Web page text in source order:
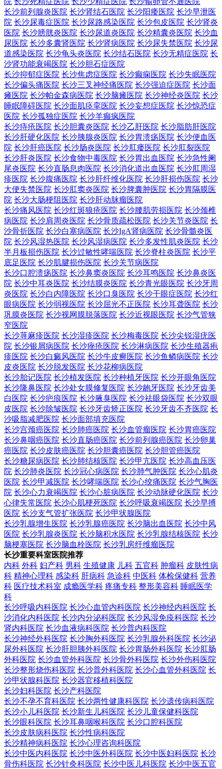
长沙前列腺炎医院 长沙肾结石医院 长沙阳痿医院 长沙早泄医
院 长沙尿毒症医院 长沙尿路感染医院 长沙包皮医院 长沙肾炎
医院 长沙膀胱炎医院 长沙尿道炎医院 长沙精囊炎医院 长沙血
尿医院 长沙多囊肾医院 长沙肾病医院 长沙尿失禁医院 长沙尿
道感染医院 长沙龟头炎医院 长沙结石医院 长沙无精症医院 长
沙肾功能衰竭医院 长沙胆石症医院
长沙抑郁症医院 长沙焦虑症医院 长沙癫痫医院 长沙失眠医院
长沙偏头痛医院 长沙三叉神经痛医院 长沙强迫症医院 长沙面
瘫医院 长沙帕金森病医院 长沙脑瘫医院 长沙神经炎医院 长沙
睡眠障碍医院 长沙面肌痉挛医院 长沙妄想症医院 长沙惊恐症
医院 长沙孤独症医院 长沙羊癫疯医院
长沙痔疮医院 长沙胆囊炎医院 长沙乙肝医院 长沙脂肪肝医院
长沙肝硬化医院 长沙胰腺炎医院 长沙胃溃疡医院 长沙便血医
院 长沙肝癌医院 长沙肠炎医院 长沙肛瘘医院 长沙肛裂医院
长沙肝炎医院 长沙食物中毒医院 长沙胃出血医院 长沙急性阑
尾炎医院 长沙直肠息肉医院 长沙消化道出血医院 长沙肛周湿
疹医院 长沙腹痛医院 长沙肝纤维化医院 长沙肝损伤医院 长沙
大便失禁医院 长沙肛窦炎医院 长沙脾囊肿医院 长沙胃隔膜医
院 长沙大肠梗阻医院 长沙肝动脉瘤医院
长沙痛风医院 长沙红斑狼疮医院 长沙腰肌劳损医院 长沙颈椎
病医院 长沙肩周炎医院 长沙骨质疏松医院 长沙关节炎医院 长
沙骨折医院 长沙白塞病医院 长沙IgA肾病医院 长沙骨髓炎医
院 长沙风湿热医院 长沙风湿病医院 长沙多发性肌炎医院 长沙
半月板损伤医院 长沙过敏性哮喘医院 长沙脊柱炎医院 长沙平
底足医院 长沙肌腱损伤医院 长沙关节病医院
长沙口腔溃疡医院 长沙鼻窦炎医院 长沙耳鸣医院 长沙鼻炎医
院 长沙中耳炎医院 长沙结膜炎医院 长沙青光眼医院 长沙牙周
炎医院 长沙白内障医院 长沙口臭医院 长沙干眼症医院 长沙红
眼病医院 长沙弱视医院 长沙屈光不正医院 长沙耳聋医院 长沙
巩膜炎医院 长沙视网膜脱落医院 长沙近视眼医院 长沙气管狭
窄医院
长沙荨麻疹医院 长沙湿疹医院 长沙梅毒医院 长沙尖锐湿疣医
院 长沙银屑病医院 长沙痤疮医院 长沙淋病医院 长沙生殖器疱
疹医院 长沙白癜风医院 长沙牛皮癣医院 长沙鱼鳞病医院 长沙
皮炎医院 长沙脱发医院 长沙花柳病医院
长沙胎记医院 长沙植发医院 长沙种植牙医院 长沙开眼角医院
长沙隆鼻医院 长沙处女膜修复医院 长沙龅牙医院 长沙牙齿美
白医院 长沙疤痕医院 长沙腋臭医院 长沙祛眼袋医院 长沙双眼
皮医院 长沙除皱医院 长沙牙齿矫正医院 长沙牙齿不齐医院 长
沙吸脂减肥医院 长沙面部填充医院
长沙宫颈癌医院 长沙肺癌医院 长沙血管瘤医院 长沙胃癌医院
长沙鼻咽癌医院 长沙直肠癌医院 长沙前列腺癌医院 长沙卵巢
癌医院 长沙皮肤癌医院 长沙胆囊癌医院 长沙胆管癌医院
长沙糖尿病医院 长沙肺结核医院 长沙甲亢医院 长沙高血压医
院 长沙肺炎医院 长沙冠心病医院 长沙肺气肿医院 长沙心肌炎
医院 长沙甲减医院 长沙哮喘医院 长沙心绞痛医院 长沙气胸医
院 长沙心力衰竭医院 长沙心脏病医院 长沙动脉硬化医院 长沙
心律失常医院 长沙心肌梗死医院 长沙呼吸衰竭医院 长沙早搏
医院 长沙支气管扩张医院 长沙甲状腺医院
长沙乳腺增生医院 长沙乳腺癌医院 长沙脑出血医院 长沙中风
医院 长沙乳腺炎医院 长沙脑积水医院 长沙乳腺结核医院 长沙
脑梗塞医院 长沙脑血栓医院 长沙乳房纤维瘤医院
长沙重要科室医院推荐
内科 外科 妇产科 男科 生殖健康 儿科 五官科 肿瘤科 皮肤性病
科 精神心理科 感染科 肝病科 急诊科 中医科 体检保健科 营养
科 医疗技术科室 成瘾医学科 疼痛专科 整形美容科 睡眠医学
科
长沙呼吸内科医院 长沙心血管内科医院 长沙神经内科医院 长
沙消化内科医院 长沙内分泌科医院 长沙风湿免疫科医院 长沙
肾内科医院 长沙血液病科医院 长沙普内科医院
长沙神经外科医院 长沙胸外科医院 长沙乳腺外科医院 长沙泌
尿外科医院 长沙肝胆胰外科医院 长沙胃肠外科医院 长沙肛肠
外科医院 长沙血管外科医院 长沙骨外科医院 长沙外伤科医院
长沙整形烧伤科医院 长沙普外科医院 长沙心血管外科医院 长
沙甲状腺科医院 长沙器官移植科医院
长沙妇科医院 长沙产科医院
长沙不孕不育科医院 长沙两性健康科医院 长沙遗传病科医院
长沙小儿科医院 长沙新生儿科医院 长沙儿童保健科医院
长沙眼科医院 长沙耳鼻咽喉科医院 长沙口腔科医院
长沙皮肤病科医院 长沙性病科医院
长沙精神病科医院 长沙心理咨询科医院
长沙中医内科医院 长沙中医外科医院 长沙中医妇科医院 长沙
骨伤科医院 长沙针灸科医院 长沙中医儿科医院 长沙中医五官